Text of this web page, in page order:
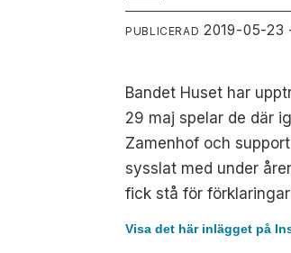
PUBLICERAD 2019-05-23
Bandet Huset har
29 maj spelar de där
Zamenhof och
sysslat med under
fick stå för
Visa det här inlägget på